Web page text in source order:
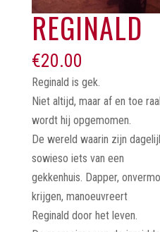
REGINALD
€20.00
Reginald is gek.
Niet altijd, maar af en toe
wordt hij opgemomen.
De wereld waarin zijn
sowieso iets van een
gekkenhuis. Dapper,
krijgen, manoeuvreert
Reginald door het leven.